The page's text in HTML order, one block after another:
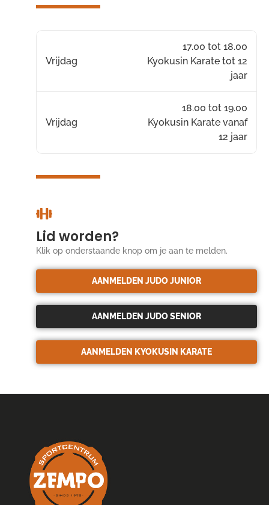
Vrijdag
17.00 tot 18.00
Kyokusin Karate tot 12
jaar
Vrijdag
18.00 tot 19.00
Kyokusin Karate vanaf
12 jaar
Lid worden?
Klik op onderstaande knop om je aan te melden.
AANMELDEN JUDO JUNIOR
AANMELDEN JUDO SENIOR
AANMELDEN KYOKUSIN KARATE